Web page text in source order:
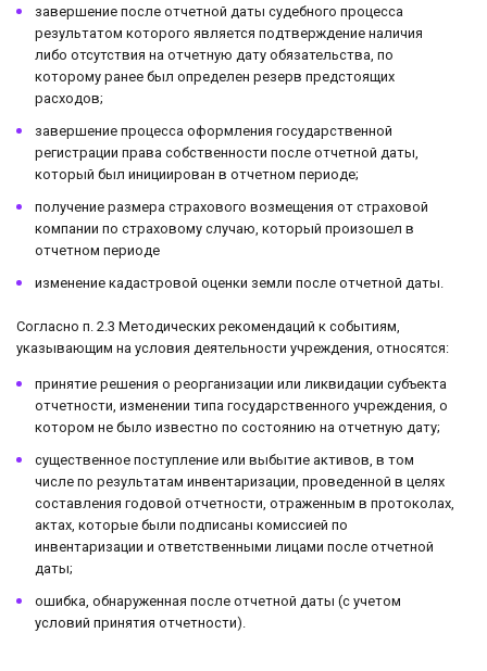
завершение после отчетной даты судебного процесса
результатом которого является подтверждение наличия
либо отсутствия на отчетную дату обязательства, по
которому ранее был определен резерв предстоящих
расходов;
завершение процесса оформления государственной
регистрации права собственности после отчетной даты,
который был инициирован в отчетном периоде;
получение размера страхового возмещения от страховой
компании по страховому случаю, который произошел в
отчетном периоде
изменение кадастровой оценки земли после отчетной даты.
Согласно п. 2.3 Методических рекомендаций к событиям,
указывающим на условия деятельности учреждения, относятся:
принятие решения о реорганизации или ликвидации субъекта
отчетности, изменении типа государственного учреждения, о
котором не было известно по состоянию на отчетную дату;
существенное поступление или выбытие активов, в том
числе по результатам инвентаризации, проведенной в целях
составления годовой отчетности, отраженным в протоколах,
актах, которые были подписаны комиссией по
инвентаризации и ответственными лицами после отчетной
даты;
ошибка, обнаруженная после отчетной даты (с учетом
условий принятия отчетности).